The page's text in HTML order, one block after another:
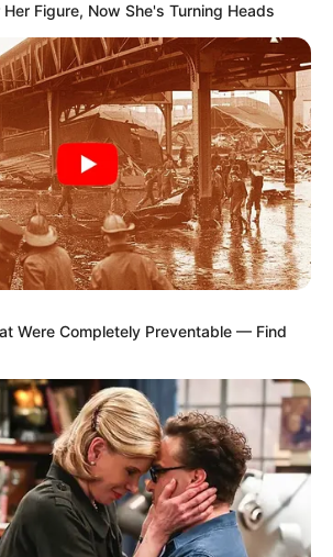
Figure, Now She's Turning Heads
Were Completely Preventable — Find